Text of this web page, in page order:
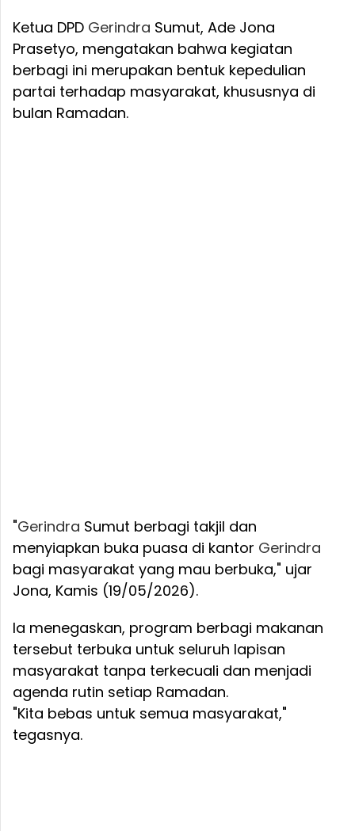
Ketua DPD Gerindra Sumut, Ade Jona
Prasetyo, mengatakan bahwa kegiatan
berbagi ini merupakan bentuk kepedulian
partai terhadap masyarakat, khususnya di
bulan Ramadan.
"Gerindra Sumut berbagi takjil dan
menyiapkan buka puasa di kantor Gerindra
bagi masyarakat yang mau berbuka," ujar
Jona, Kamis (19/05/2026).
Ia menegaskan, program berbagi makanan
tersebut terbuka untuk seluruh lapisan
masyarakat tanpa terkecuali dan menjadi
agenda rutin setiap Ramadan.
"Kita bebas untuk semua masyarakat,"
tegasnya.